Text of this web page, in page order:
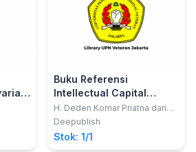
Buku Referensi
Intellectual Capital
Management Building
Your Employee Passion
and Happiness
H. Deden Komar Priatna dan
Nandan Limakrisna
Deepublish
Stok: 1/1